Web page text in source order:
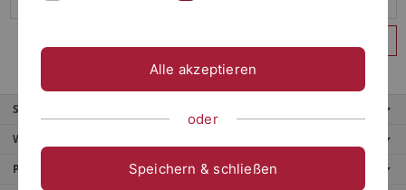
Service
Weitere Angebote
Portale
Alle akzeptieren
oder
Speichern & schließen